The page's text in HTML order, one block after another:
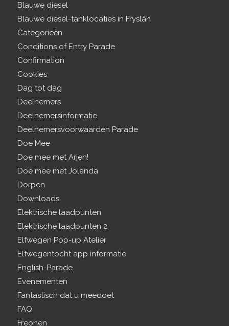
Blauwe diesel
Blauwe diesel-tanklocaties in Fryslân
Categorieën
Conditions of Entry Parade
Confirmation
Cookies
Dag tot dag
Deelnemers
Deelnemersinformatie
Deelnemersvoorwaarden Parade
Doe Mee
Doe mee met Arjen!
Doe mee met Jolanda
Dorpen
Downloads
Elektrische laadpunten
Elektrische laadpunten 2
Elfwegen Pop-up Atelier
Elfwegentocht app informatie
English-Parade
Evenementen
Fantastisch dat u meedoet
FAQ
Freonen